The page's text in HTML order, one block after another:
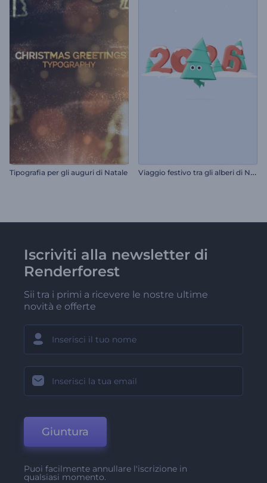
Tipografia per gli auguri di Natale V
iaggio festivo tra gli alberi di Natale
Iscriviti alla newsletter di
Renderforest
Sii tra i primi a ricevere le nostre ultime
novità e offerte
Giuntura
Puoi facilmente annullare l'iscrizione in
qualsiasi momento.